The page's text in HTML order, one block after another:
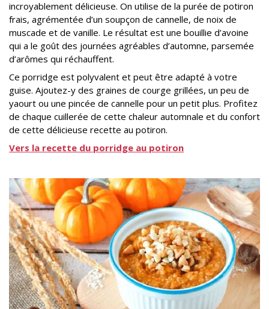
incroyablement délicieuse. On utilise de la purée de potiron
frais, agrémentée d’un soupçon de cannelle, de noix de
muscade et de vanille. Le résultat est une bouillie d’avoine
qui a le goût des journées agréables d’automne, parsemée
d’arômes qui réchauffent.
Ce porridge est polyvalent et peut être adapté à votre
guise. Ajoutez-y des graines de courge grillées, un peu de
yaourt ou une pincée de cannelle pour un petit plus. Profitez
de chaque cuillerée de cette chaleur automnale et du confort
de cette délicieuse recette au potiron.
Vers la recette du porridge au potiron